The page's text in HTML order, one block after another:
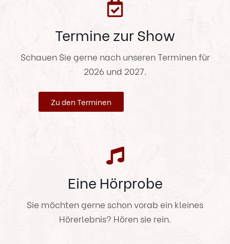
Termine zur Show
Schauen Sie gerne nach unseren Terminen für
2026 und 2027.
Zu den Terminen
Eine Hörprobe
Sie möchten gerne schon vorab ein kleines
Hörerlebnis? Hören sie rein.